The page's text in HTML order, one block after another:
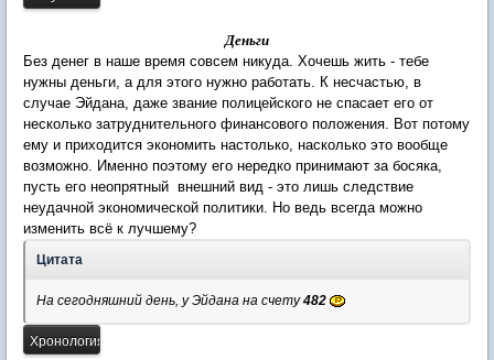
Деньги
Без денег в наше время совсем никуда. Хочешь жить - тебе
нужны деньги, а для этого нужно работать. К несчастью, в
случае Эйдана, даже звание полицейского не спасает его от
несколько затруднительного финансового положения. Вот потому
ему и приходится экономить настолько, насколько это вообще
возможно. Именно поэтому его нередко принимают за босяка,
пусть его неопрятный внешний вид - это лишь следствие
неудачной экономической политики. Но ведь всегда можно
изменить всё к лучшему?
Цитата
На сегодняшний день, у Эйдана на счету482